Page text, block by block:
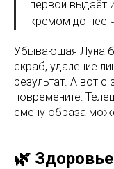
первой выдаёт
кремом до неё
Убывающая Луна
скраб, удаление
результат. А вот
повремените:
смену образа
🌿 Здоровье